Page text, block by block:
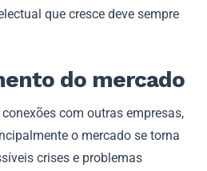
que cresce deve sempre
do mercado
com outras empresas,
o mercado se torna
crises e problemas